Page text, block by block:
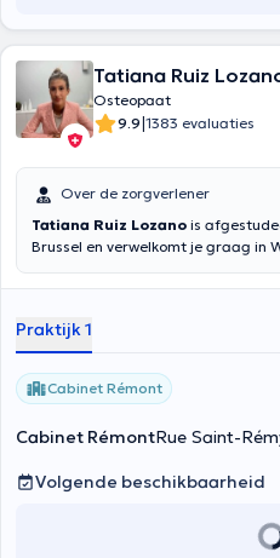
Tatiana Ruiz
Osteopaat
9.9|1383 evaluaties
Over de zorgverlener
Tatiana Ruiz Lozano is
Brussel en verwelkomt je graag in
bewegingsapparaat en de
de kindergeneeskunde bieden hem
optimale zorg. Aarzel niet om een
Praktijk 1
Cabinet Rémont
Cabinet RémontRue Saint-
Volgende beschikbaarheid